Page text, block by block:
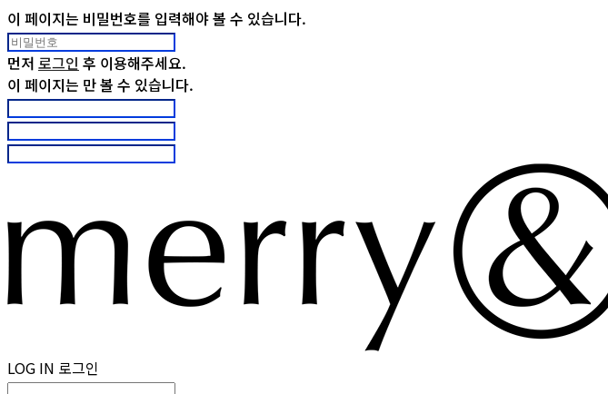
이 페이지는 비밀번호를 입력해야 볼 수 있습니다.
먼저 로그인 후 이용해주세요.
이 페이지는 만 볼 수 있습니다.
LOG IN 로그인